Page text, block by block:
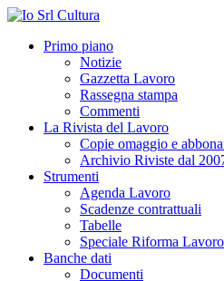
Primo piano
Notizie
Gazzetta Lavoro
Rassegna stampa
Commenti
La Rivista del Lavoro
Copie omaggio e
Archivio Riviste dal
Strumenti
Agenda Lavoro
Scadenze contrattuali
Tabelle
Speciale Riforma Lavoro
Banche dati
Documenti